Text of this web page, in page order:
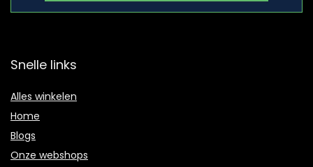
Snelle links
Alles winkelen
Home
Blogs
Onze webshops